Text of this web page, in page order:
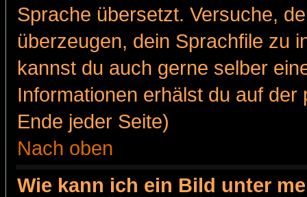
Sprache übersetzt. Versuche,
überzeugen, dein Sprachfile zu
kannst du auch gerne selber
Informationen erhälst du auf
Ende jeder Seite)
Nach oben
Wie kann ich ein Bild unter